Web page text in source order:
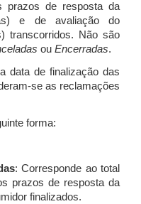
prazos de resposta da
e de avaliação do
transcorridos. Não são
ou Encerradas.
data de finalização das
se as reclamações
forma:
: Corresponde ao total
prazos de resposta da
finalizados.